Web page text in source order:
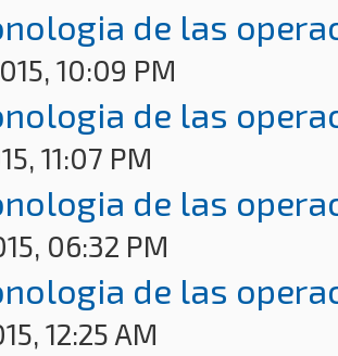
de las
10:09 PM
de las
11:07 PM
de las
06:32 PM
de las
12:25 AM